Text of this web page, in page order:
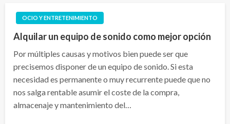
OCIO Y ENTRETENIMIENTO
Alquilar un equipo de sonido como mejor opción
Por múltiples causas y motivos bien puede ser que
precisemos disponer de un equipo de sonido. Si esta
necesidad es permanente o muy recurrente puede que no
nos salga rentable asumir el coste de la compra,
almacenaje y mantenimiento del…